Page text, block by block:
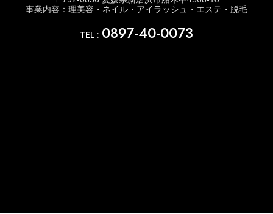
事業内容：理美容・ネイル・アイラッシュ・エステ・脱毛
TEL : 0897-40-0073